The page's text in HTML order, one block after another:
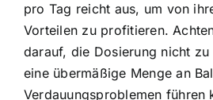
pro Tag reicht aus, um von
Vorteilen zu profitieren.
darauf, die Dosierung nicht
eine übermäßige Menge an
Verdauungsproblemen führen